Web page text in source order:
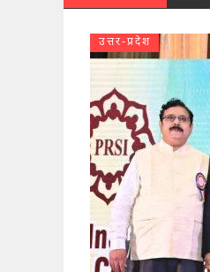
उत्तर-प्रदेश